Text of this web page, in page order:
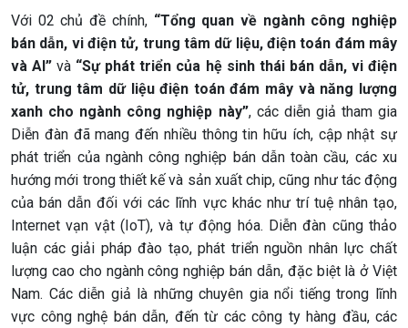
Với 02 chủ đề chính, “Tổng quan về ngành công nghiệp
bán dẫn, vi điện tử, trung tâm dữ liệu, điện toán đám mây
và AI” và “Sự phát triển của hệ sinh thái bán dẫn, vi điện
tử, trung tâm dữ liệu điện toán đám mây và năng lượng
xanh cho ngành công nghiệp này”, các diễn giả tham gia
Diễn đàn đã mang đến nhiều thông tin hữu ích, cập nhật sự
phát triển của ngành công nghiệp bán dẫn toàn cầu, các xu
hướng mới trong thiết kế và sản xuất chip, cũng như tác động
của bán dẫn đối với các lĩnh vực khác như trí tuệ nhân tạo,
Internet vạn vật (IoT), và tự động hóa. Diễn đàn cũng thảo
luận các giải pháp đào tạo, phát triển nguồn nhân lực chất
lượng cao cho ngành công nghiệp bán dẫn, đặc biệt là ở Việt
Nam. Các diễn giả là những chuyên gia nổi tiếng trong lĩnh
vực công nghệ bán dẫn, đến từ các công ty hàng đầu, các